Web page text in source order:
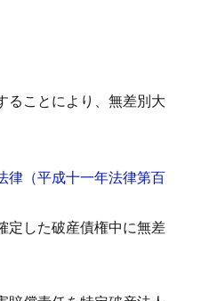
ることにより、無差別大
律（平成十一年法律第百
定した破産債権中に無差